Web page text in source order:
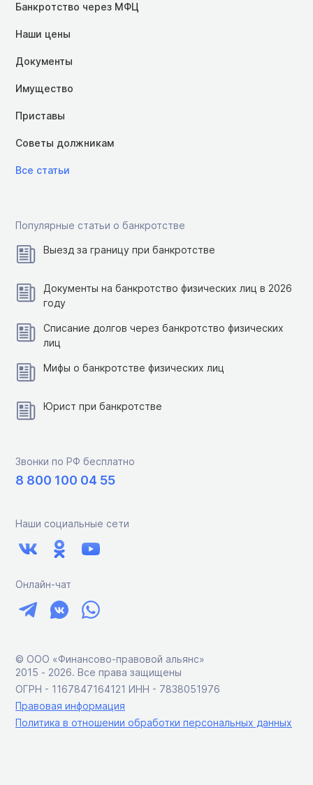
Банкротство через МФЦ
Наши цены
Документы
Имущество
Приставы
Советы должникам
Все статьи
Популярные статьи о банкротстве
Выезд за границу при банкротстве
Документы на банкротство физических лиц в 2026
году
Списание долгов через банкротство физических
лиц
Мифы о банкротстве физических лиц
Юрист при банкротстве
Звонки по РФ бесплатно
8 800 100 04 55
Наши социальные сети
Онлайн-чат
© ООО «Финансово-правовой альянс»
2015 ‑ 2026. Все права защищены
ОГРН - 1167847164121 ИНН - 7838051976
Правовая информация
Политика в отношении обработки персональных данных